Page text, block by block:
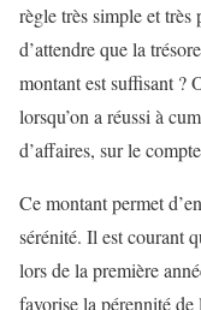
règle très simple et
d’attendre que la
montant est suffisant ?
lorsqu’on a réussi à
d’affaires, sur le
Ce montant permet
sérénité. Il est courant
lors de la première
favorise la pérennité de